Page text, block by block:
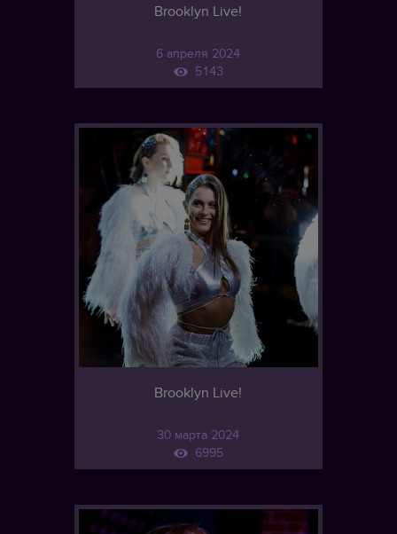
Brooklyn Live!
6 апреля 2024
5143
Brooklyn Live!
30 марта 2024
6995